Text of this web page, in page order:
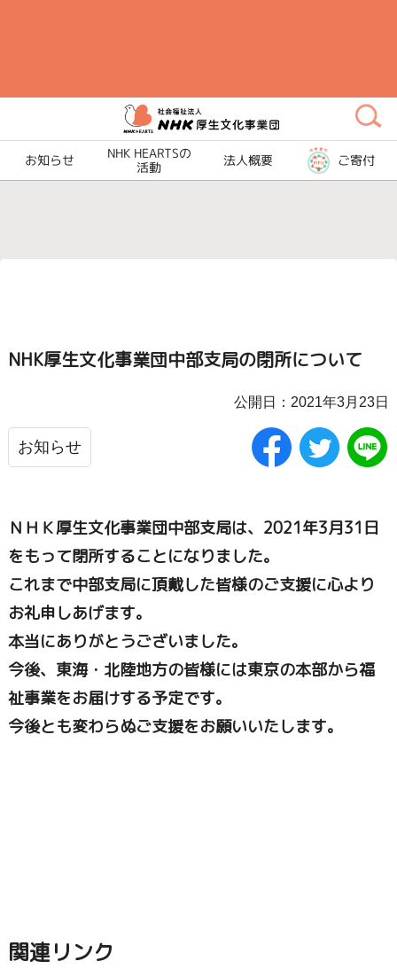
ツ
お知らせ NHK HEARTSの
活動 法人概要 ご寄付
NHK厚生文化事業団中部支局の閉所について
公開日：2021年3月23日
お知らせ
ＮＨＫ厚生文化事業団中部支局は、2021年3月31日
をもって閉所することになりました。
これまで中部支局に頂戴した皆様のご支援に心より
お礼申しあげます。
本当にありがとうございました。
今後、東海・北陸地方の皆様には東京の本部から福
祉事業をお届けする予定です。
今後とも変わらぬご支援をお願いいたします。
関連リンク